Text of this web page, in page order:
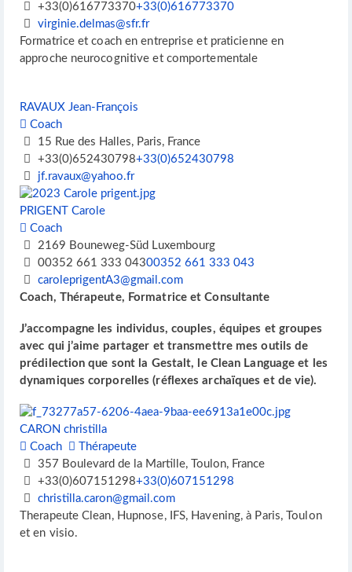
+33(0)616773370+33(0)616773370
virginie.delmas@sfr.fr
Formatrice et coach en entreprise et praticienne en
approche neurocognitive et comportementale
RAVAUX Jean-François
Coach
15 Rue des Halles, Paris, France
+33(0)652430798+33(0)652430798
jf.ravaux@yahoo.fr
PRIGENT Carole
Coach
2169 Bouneweg-Süd Luxembourg
00352 661 333 04300352 661 333 043
caroleprigentA3@gmail.com
Coach, Thérapeute, Formatrice et Consultante
J’accompagne les individus, couples, équipes et groupes
avec qui j’aime partager et transmettre mes outils de
prédilection que sont la Gestalt, le Clean Language et les
dynamiques corporelles (réflexes archaïques et de vie).
CARON christilla
Coach
Thérapeute
357 Boulevard de la Martille, Toulon, France
+33(0)607151298+33(0)607151298
christilla.caron@gmail.com
Therapeute Clean, Hupnose, IFS, Havening, à Paris, Toulon
et en visio.